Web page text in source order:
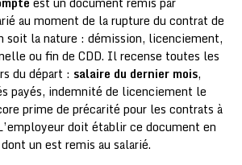
au moment de la rupture du contrat de
soit la nature : démission, licenciement,
ou fin de CDD. Il recense toutes les
du départ : salaire du dernier mois,
payés, indemnité de licenciement le
prime de précarité pour les contrats à
doit établir ce document en
un est remis au salarié.